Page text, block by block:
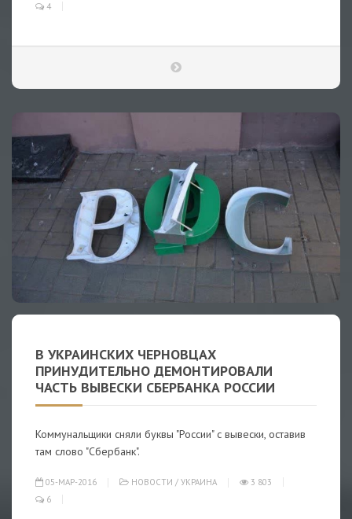
4
В УКРАИНСКИХ ЧЕРНОВЦАХ
ПРИНУДИТЕЛЬНО ДЕМОНТИРОВАЛИ
ЧАСТЬ ВЫВЕСКИ СБЕРБАНКА РОССИИ
Коммунальщики сняли буквы "России" с вывески, оставив
там слово "Сбербанк".
05-МАР-2016 НОВОСТИ / УКРАИНА
3 803
6